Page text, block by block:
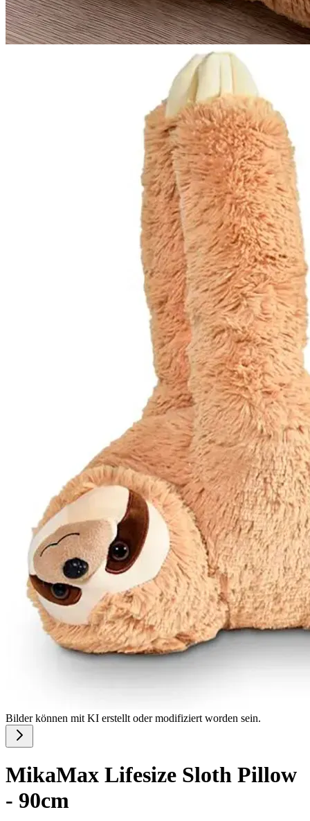
Bilder können mit KI erstellt oder modifiziert worden sein.
MikaMax Lifesize Sloth Pillow
- 90cm